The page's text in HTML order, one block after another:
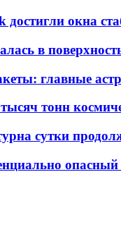
достигли окна
в
главные
тонн
сутки
опасный